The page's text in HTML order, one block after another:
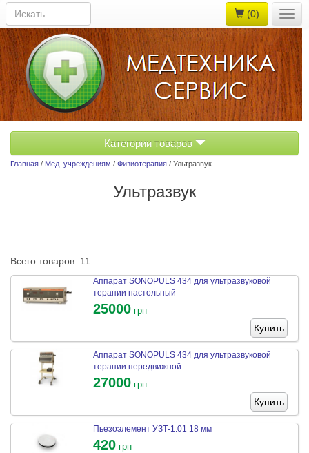
(0)
Категории товаров
Главная / Мед. учреждениям / Физиотерапия / Ультразвук
Ультразвук
Всего товаров: 11
Аппарат SONOPULS 434 для ультразвуковой
терапии настольный
25000 грн
Купить
Аппарат SONOPULS 434 для ультразвуковой
терапии передвижной
27000 грн
Купить
Пьезоэлемент УЗТ-1.01 18 мм
420 грн